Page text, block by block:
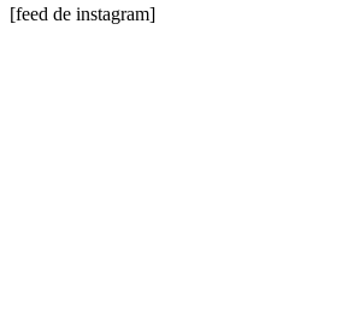
[feed de instagram]